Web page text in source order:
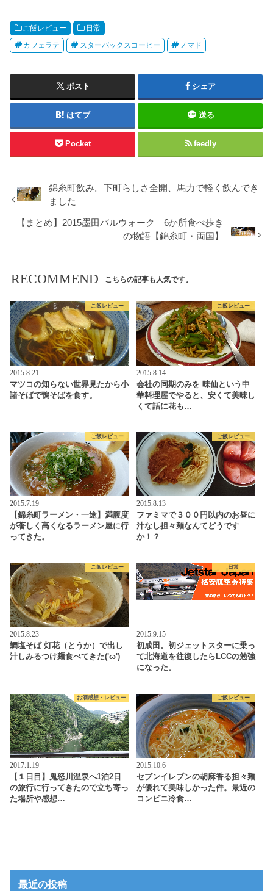
ご飯レビュー 日常
カフェラテ スターバックスコーヒー ノマド
ポスト シェア
はてブ 送る
Pocket feedly
錦糸町飲み。下町らしさ全開、馬力で軽く飲んでき
ました
【まとめ】2015墨田バルウォーク 6か所食べ歩き
の物語【錦糸町・両国】
RECOMMEND こちらの記事も人気です。
ご飯レビュー
2015.8.21
マツコの知らない世界見たから小
諸そばで鴨そばを食す。
ご飯レビュー
2015.8.14
会社の同期のみを 味仙という中
華料理屋でやると、安くて美味し
くて話に花も…
ご飯レビュー
2015.7.19
【錦糸町ラーメン・一途】満腹度
が著しく高くなるラーメン屋に行
ってきた。
ご飯レビュー
2015.8.13
ファミマで３００円以内のお昼に
汁なし担々麺なんてどうです
か！？
ご飯レビュー
2015.8.23
鯛塩そば 灯花（とうか）で出し
汁しみるつけ麺食べてきた('ω')
日常
2015.9.15
初成田。初ジェットスターに乗っ
て北海道を往復したらLCCの勉強
になった。
お酒感想・レビュー
2017.1.19
【１日目】鬼怒川温泉へ1泊2日
の旅行に行ってきたので立ち寄っ
た場所や感想…
ご飯レビュー
2015.10.6
セブンイレブンの胡麻香る担々麺
が優れて美味しかった件。最近の
コンビニ冷食…
最近の投稿